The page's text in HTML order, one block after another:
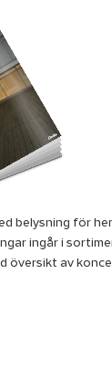
belysning för
ingår i
översikt av